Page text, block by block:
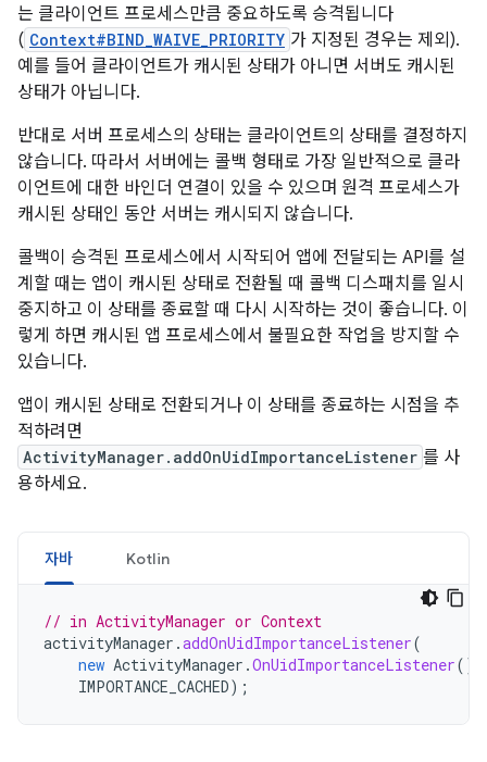
는 클라이언트 프로세스만큼 중요하도록 승격됩니다
( Context#BIND_WAIVE_PRIORITY 가 지정된 경우는 제외).
예를 들어 클라이언트가 캐시된 상태가 아니면 서버도 캐시된
상태가 아닙니다.
반대로 서버 프로세스의 상태는 클라이언트의 상태를 결정하지
않습니다. 따라서 서버에는 콜백 형태로 가장 일반적으로 클라
이언트에 대한 바인더 연결이 있을 수 있으며 원격 프로세스가
캐시된 상태인 동안 서버는 캐시되지 않습니다.
콜백이 승격된 프로세스에서 시작되어 앱에 전달되는 API를 설
계할 때는 앱이 캐시된 상태로 전환될 때 콜백 디스패치를 일시
중지하고 이 상태를 종료할 때 다시 시작하는 것이 좋습니다. 이
렇게 하면 캐시된 앱 프로세스에서 불필요한 작업을 방지할 수
있습니다.
앱이 캐시된 상태로 전환되거나 이 상태를 종료하는 시점을 추
적하려면
ActivityManager.addOnUidImportanceListener 를 사
용하세요.
자바 Kotlin
// in ActivityManager or Context
activityManager .addOnUidImportanceListener(
new ActivityManager .OnUidImportanceListener()
IMPORTANCE_CACHED);